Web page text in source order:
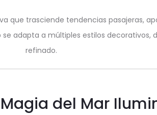
que trasciende tendencias pasajeras,
adapta a múltiples estilos
refinado.
del Mar